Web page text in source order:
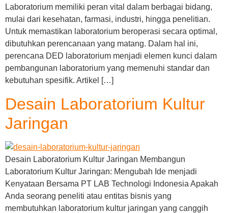
Laboratorium memiliki peran vital dalam berbagai bidang,
mulai dari kesehatan, farmasi, industri, hingga penelitian.
Untuk memastikan laboratorium beroperasi secara optimal,
dibutuhkan perencanaan yang matang. Dalam hal ini,
perencana DED laboratorium menjadi elemen kunci dalam
pembangunan laboratorium yang memenuhi standar dan
kebutuhan spesifik. Artikel […]
Desain Laboratorium Kultur
Jaringan
Desain Laboratorium Kultur Jaringan Membangun
Laboratorium Kultur Jaringan: Mengubah Ide menjadi
Kenyataan Bersama PT LAB Technologi Indonesia Apakah
Anda seorang peneliti atau entitas bisnis yang
membutuhkan laboratorium kultur jaringan yang canggih